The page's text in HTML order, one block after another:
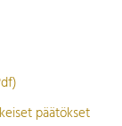
päätökset